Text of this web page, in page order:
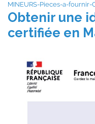
MINEURS-Pieces-a-fournir-
Obtenir une
certifiée en